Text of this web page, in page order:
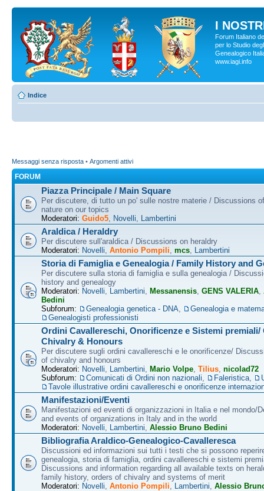
I
Forum Italiano
per lo Studio
Genealogico
www.iagi.info
Indice
Messaggi senza risposta • Argomenti attivi
FORUM
Piazza Principale / Main Square
Per discutere, di tutto un po' sulle nostre materie / Discussions
nature on our topics
Moderatori: Guido5 Novelli Lambertini
Araldica / Heraldry
Per discutere sull'araldica / Discussions on heraldry
Moderatori: Novelli Antonio Pompili mcs Lambertini
Storia di Famiglia e Genealogia / Family History and
Per discutere sulla storia di famiglia e sulla genealogia /
history and genealogy
Moderatori: Novelli Lambertini Messanensis GENS VALERIA
Bedini
Subforum:
Genealogia genetica - DNA
Genealogia e
Genealogisti professionisti
Ordini Cavallereschi, Onorificenze e Sistemi premiali/
Chivalry & Honours
Per discutere sugli ordini cavallereschi e le onorificenze/
of chivalry and honours
Moderatori: Novelli Lambertini Mario Volpe Tilius nicolad72
Subforum:
Comunicati di Ordini non nazionali Faleristica
Tavole illustrative ordini cavallereschi e onorificenze
Manifestazioni/Eventi
Manifestazioni ed eventi di organizzazioni in Italia e nel mondo/
and events of organizations in Italy and in the world
Moderatori: Novelli Lambertini Alessio Bruno Bedini
Bibliografia Araldico-Genealogico-Cavalleresca
Discussioni ed informazioni sui tutti i testi che si possono
genealogia, storia di famiglia, ordini cavallereschi e sistemi
Discussions and information regarding all available texts on
family history, orders of chivalry and systems of merit
Moderatori: Novelli Antonio Pompili Lambertini Alessio